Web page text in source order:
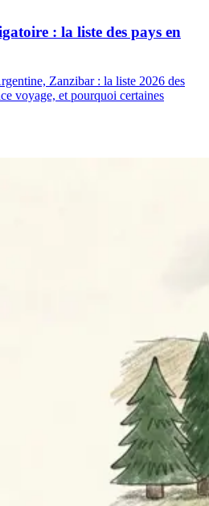
: la liste des pays en
Zanzibar : la liste 2026 des
voyage, et pourquoi certaines